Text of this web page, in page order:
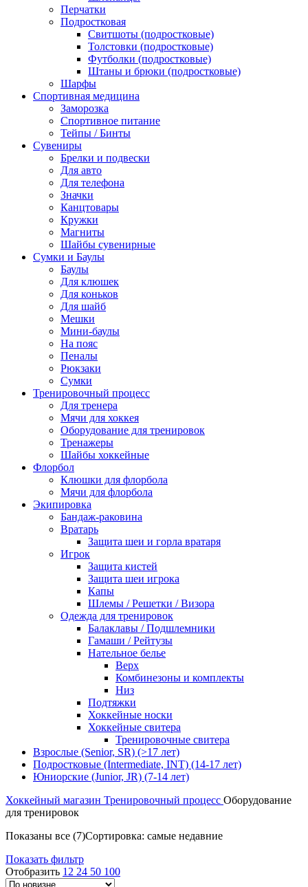
Перчатки
Подростковая
Свитшоты (подростковые)
Толстовки (подростковые)
Футболки (подростковые)
Штаны и брюки (подростковые)
Шарфы
Спортивная медицина
Заморозка
Спортивное питание
Тейпы / Бинты
Сувениры
Брелки и подвески
Для авто
Для телефона
Значки
Канцтовары
Кружки
Магниты
Шайбы сувенирные
Сумки и Баулы
Баулы
Для клюшек
Для коньков
Для шайб
Мешки
Мини-баулы
На пояс
Пеналы
Рюкзаки
Сумки
Тренировочный процесс
Для тренера
Мячи для хоккея
Оборудование для тренировок
Тренажеры
Шайбы хоккейные
Флорбол
Клюшки для флорбола
Мячи для флорбола
Экипировка
Бандаж-раковина
Вратарь
Защита шеи и горла вратаря
Игрок
Защита кистей
Защита шеи игрока
Капы
Шлемы / Решетки / Визора
Одежда для тренировок
Балаклавы / Подшлемники
Гамаши / Рейтузы
Нательное белье
Верх
Комбинезоны и комплекты
Низ
Подтяжки
Хоккейные носки
Хоккейные свитера
Тренировочные свитера
Взрослые (Senior, SR) (>17 лет)
Подростковые (Intermediate, INT) (14-17 лет)
Юниорские (Junior, JR) (7-14 лет)
Хоккейный магазин Тренировочный процесс Оборудование
для тренировок
Показаны все (7)Сортировка: самые недавние
Показать фильтр
Отобразить 12 24 50 100